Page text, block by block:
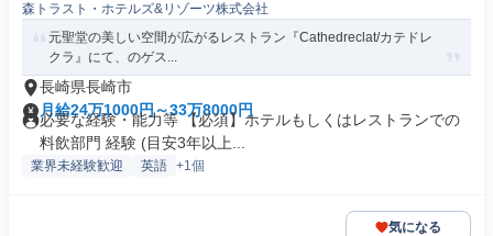
森トラスト・ホテルズ&リゾーツ株式会社
元聖堂の美しい空間が広がるレストラン『Cathedreclat/カテドレ
クラ』にて、のゲス...
長崎県長崎市
月給24万1000円～33万8000円
必要な経験・能力等 【必須】ホテルもしくはレストランでの
料飲部門 経験 (目安3年以上...
業界未経験歓迎 英語 +1個
気になる